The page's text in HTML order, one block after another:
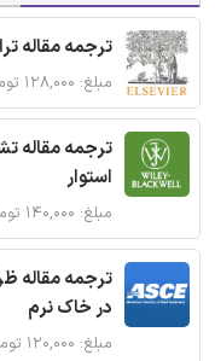
ترجمه مقاله
مبلغ: ۱۲۸,۰۰۰ تومان
ترجمه مقاله
استوار
مبلغ: ۱۴۰,۰۰۰ تومان
ترجمه مقاله
در خاک نرم
مبلغ: ۱۲۰,۰۰۰ تومان